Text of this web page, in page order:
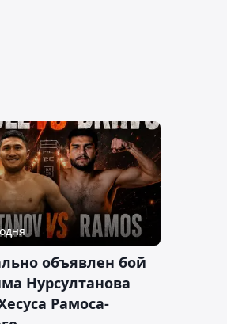
объявлен бой
Нурсултанова
Рамоса-